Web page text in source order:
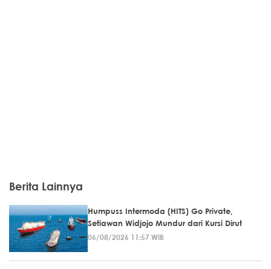
Berita Lainnya
Humpuss Intermoda (HITS) Go Private,
Setiawan Widjojo Mundur dari Kursi Dirut
06/08/2026 11:57 WIB